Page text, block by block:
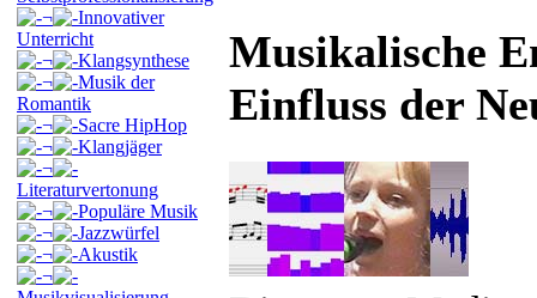
¬
Innovativer
Unterricht
¬
Klangsynthese
¬
Musik der
Romantik
¬
Sacre HipHop
¬
Klangjäger
¬
Literaturvertonung
¬
Populäre Musik
¬
Jazzwürfel
¬
Akustik
¬
Musikalische
Einfluss der